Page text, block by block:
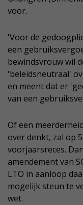
voor.
'Voor de
een
bewindsvrouw wil
'beleidsneutraal'
en meent dat er
van een
Of een
over denkt, zal op
voorjaarsreces.
amendement van
LTO in aanloop
mogelijk steun te
wet.